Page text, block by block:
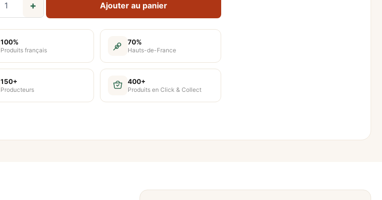
+ Ajouter au panier
100%
Produits français
70%
Hauts-de-France
150+
Producteurs
400+
Produits en Click & Collect